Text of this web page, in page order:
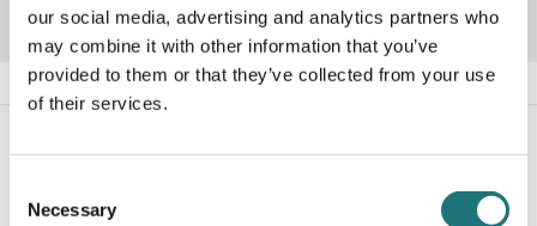
our social media, advertising and analytics partners who
may combine it with other information that you’ve
provided to them or that they’ve collected from your use
of their services.
Selection
Necessary